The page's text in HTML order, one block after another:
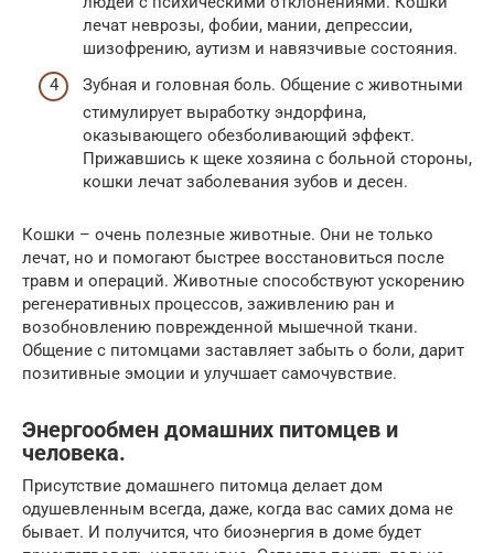
лечат неврозы, фобии, мании, депрессии,
шизофрению, аутизм и навязчивые состояния.
Зубная и головная боль. Общение с животными
стимулирует выработку эндорфина,
оказывающего обезболивающий эффект.
Прижавшись к щеке хозяина с больной стороны,
кошки лечат заболевания зубов и десен.
Кошки – очень полезные животные. Они не только
лечат, но и помогают быстрее восстановиться после
травм и операций. Животные способствуют ускорению
регенеративных процессов, заживлению ран и
возобновлению поврежденной мышечной ткани.
Общение с питомцами заставляет забыть о боли, дарит
позитивные эмоции и улучшает самочувствие.
Энергообмен домашних питомцев и
человека.
Присутствие домашнего питомца делает дом
одушевленным всегда, даже, когда вас самих дома не
бывает. И получится, что биоэнергия в доме будет